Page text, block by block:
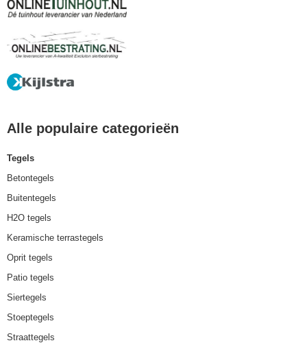
Alle populaire categorieën
Tegels
Betontegels
Buitentegels
H2O tegels
Keramische terrastegels
Oprit tegels
Patio tegels
Siertegels
Stoeptegels
Straattegels